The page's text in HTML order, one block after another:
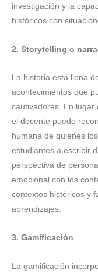
investigación y la
históricos con
2. Storytelling o
La historia está llena
acontecimientos que
cautivadores. En lugar
el docente puede
humana de quienes
estudiantes a escribir
perspectiva de
emocional con los
contextos históricos y
aprendizajes.
3. Gamificación
La gamificación